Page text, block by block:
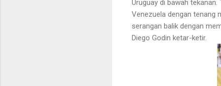
Uruguay di bawah
Venezuela dengan tenang
serangan balik dengan
Diego Godin ketar-ketir.